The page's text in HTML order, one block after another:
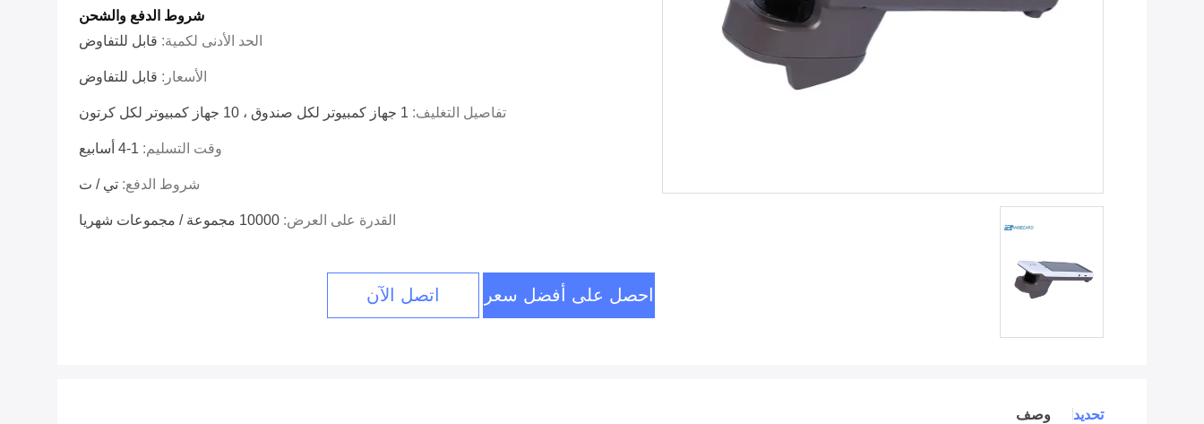
شروط الدفع والشحن
الحد الأدنى لكمية: قابل للتفاوض
الأسعار: قابل للتفاوض
تفاصيل التغليف: 1 جهاز كمبيوتر لكل صندوق ، 10 جهاز كمبيوتر لكل كرتون
وقت التسليم: 1-4 أسابيع
شروط الدفع: تي / ت
القدرة على العرض: 10000 مجموعة / مجموعات شهريا
احصل على أفضل سعر اتصل الآن
تحديد وصف